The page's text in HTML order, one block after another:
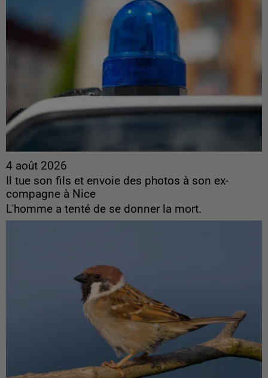
4 août 2026
Il tue son fils et envoie des photos à son ex-
compagne à Nice
L'homme a tenté de se donner la mort.